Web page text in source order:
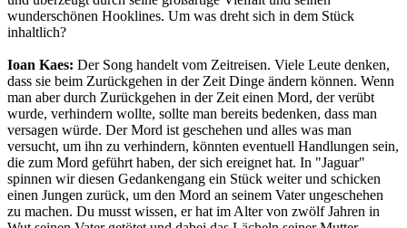
wunderschönen Hooklines. Um was dreht sich in dem Stück
inhaltlich?
Ioan Kaes: Der Song handelt vom Zeitreisen. Viele Leute denken,
dass sie beim Zurückgehen in der Zeit Dinge ändern können. Wenn
man aber durch Zurückgehen in der Zeit einen Mord, der verübt
wurde, verhindern wollte, sollte man bereits bedenken, dass man
versagen würde. Der Mord ist geschehen und alles was man
versucht, um ihn zu verhindern, könnten eventuell Handlungen sein,
die zum Mord geführt haben, der sich ereignet hat. In "Jaguar"
spinnen wir diesen Gedankengang ein Stück weiter und schicken
einen Jungen zurück, um den Mord an seinem Vater ungeschehen
zu machen. Du musst wissen, er hat im Alter von zwölf Jahren in